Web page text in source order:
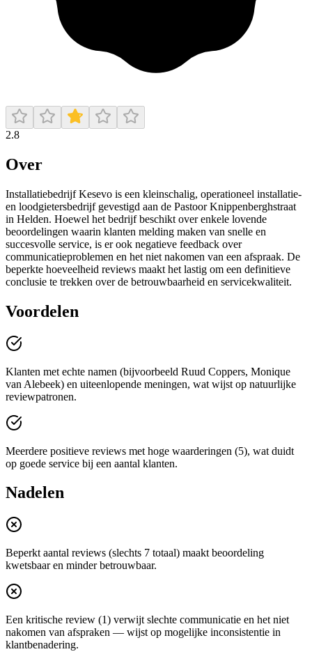
2.8
Over
Installatiebedrijf Kesevo is een kleinschalig, operationeel installatie-
en loodgietersbedrijf gevestigd aan de Pastoor Knippenberghstraat
in Helden. Hoewel het bedrijf beschikt over enkele lovende
beoordelingen waarin klanten melding maken van snelle en
succesvolle service, is er ook negatieve feedback over
communicatieproblemen en het niet nakomen van een afspraak. De
beperkte hoeveelheid reviews maakt het lastig om een definitieve
conclusie te trekken over de betrouwbaarheid en servicekwaliteit.
Voordelen
Klanten met echte namen (bijvoorbeeld Ruud Coppers, Monique
van Alebeek) en uiteenlopende meningen, wat wijst op natuurlijke
reviewpatronen.
Meerdere positieve reviews met hoge waarderingen (5), wat duidt
op goede service bij een aantal klanten.
Nadelen
Beperkt aantal reviews (slechts 7 totaal) maakt beoordeling
kwetsbaar en minder betrouwbaar.
Een kritische review (1) verwijt slechte communicatie en het niet
nakomen van afspraken — wijst op mogelijke inconsistentie in
klantbenadering.